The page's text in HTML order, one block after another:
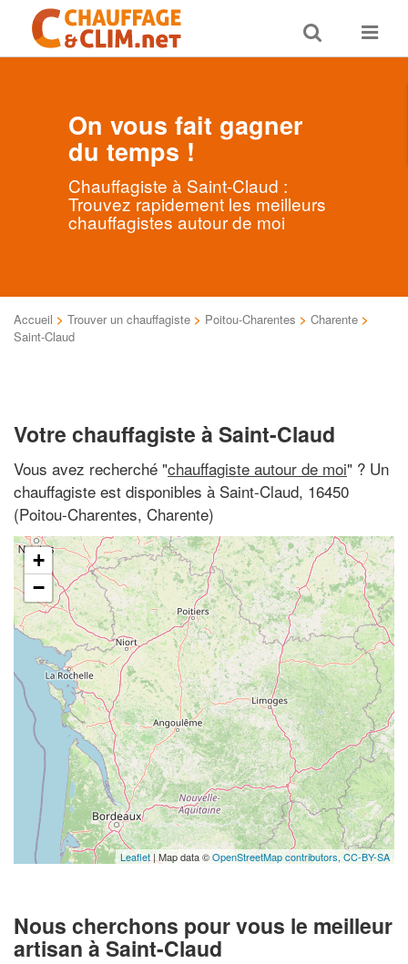
Toggle
search
Toggle
On vous fait gagner
du temps !
Chauffagiste à Saint-Claud :
Trouvez rapidement les meilleurs
chauffagistes autour de moi
Accueil > Trouver un chauffagiste > Poitou-Charentes > Charente >
Saint-Claud
Votre chauffagiste à Saint-Claud
Vous avez recherché "chauffagiste autour de moi" ? Un
chauffagiste est disponibles à Saint-Claud, 16450
(Poitou-Charentes, Charente)
+
−
Leaflet| Map data ©OpenStreetMap contributors, CC-BY-SA
Nous cherchons pour vous le meilleur
artisan à Saint-Claud